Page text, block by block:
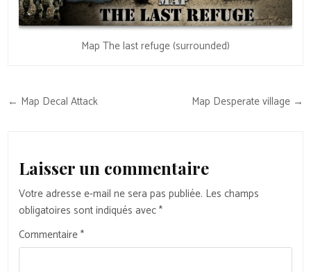
Map The last refuge (surrounded)
Navigation
← Map Decal Attack Map Desperate village →
Laisser un commentaire
Votre adresse e-mail ne sera pas publiée. Les champs
obligatoires sont indiqués avec*
Commentaire*